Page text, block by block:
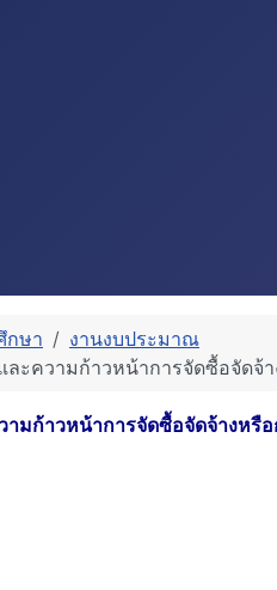
กษา
งานงบประมาณ
ละความก้าวหน้าการจัดซื้อจัด
มก้าวหน้าการจัดซื้อจัดจ้างห